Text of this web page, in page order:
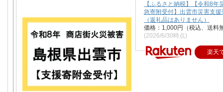
【ふるさと納税】【令和8年
急寄附受付】出雲市災害支援
（返礼品はありません）
価格：1,000円（税込、送料
(2026/6/30時点)
楽天